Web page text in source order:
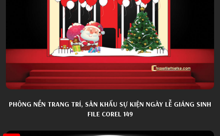
PHÔNG NỀN TRANG TRÍ, SÂN KHẤU SỰ KIỆN NGÀY LỄ GIÁNG SINH
FILE COREL 149